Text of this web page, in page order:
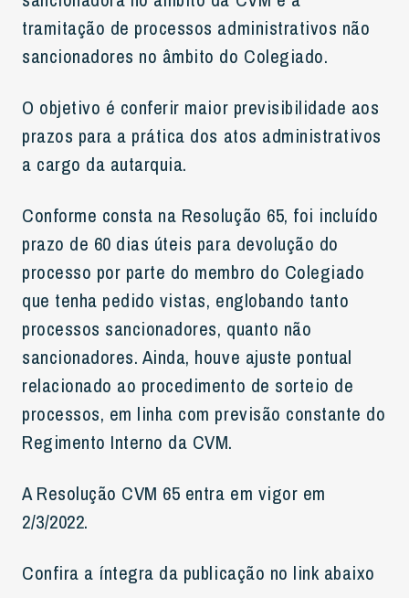
tramitação de processos administrativos não
sancionadores no âmbito do Colegiado.
O objetivo é conferir maior previsibilidade aos
prazos para a prática dos atos administrativos
a cargo da autarquia.
Conforme consta na Resolução 65, foi incluído
prazo de 60 dias úteis para devolução do
processo por parte do membro do Colegiado
que tenha pedido vistas, englobando tanto
processos sancionadores, quanto não
sancionadores. Ainda, houve ajuste pontual
relacionado ao procedimento de sorteio de
processos, em linha com previsão constante do
Regimento Interno da CVM.
A Resolução CVM 65 entra em vigor em
2/3/2022.
Confira a íntegra da publicação no link abaixo